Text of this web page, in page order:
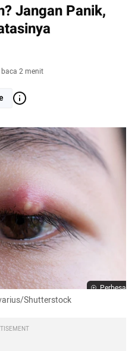
Jangan Panik,
2 menit
Perbesar
Shutterstock